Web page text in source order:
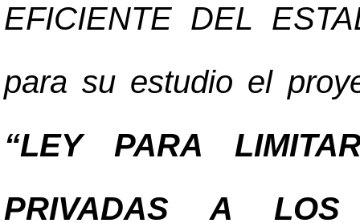
EFICIENTE DEL
para su estudio el
“LEY PARA
PRIVADAS A LOS